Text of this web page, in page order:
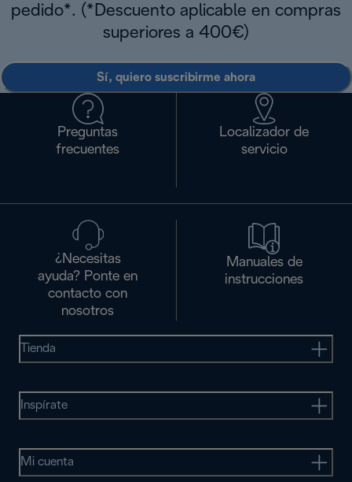
pedido*. (*Descuento aplicable en compras
superiores a 400€)
Sí, quiero suscribirme ahora
Preguntas
frecuentes
Localizador de
servicio
¿Necesitas
ayuda? Ponte en
contacto con
nosotros
Manuales de
instrucciones
Tienda
Inspírate
Mi cuenta